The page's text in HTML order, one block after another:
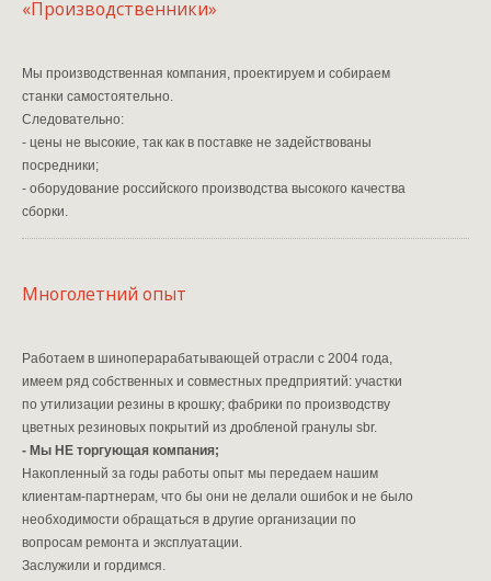
«Производственники»
Мы производственная компания, проектируем и собираем
станки самостоятельно.
Следовательно:
- цены не высокие, так как в поставке не задействованы
посредники;
- оборудование российского производства высокого качества
сборки.
Многолетний опыт
Работаем в шиноперарабатывающей отрасли с 2004 года,
имеем ряд собственных и совместных предприятий: участки
по утилизации резины в крошку; фабрики по производству
цветных резиновых покрытий из дробленой гранулы sbr.
- Мы НЕ торгующая компания;
Накопленный за годы работы опыт мы передаем нашим
клиентам-партнерам, что бы они не делали ошибок и не было
необходимости обращаться в другие организации по
вопросам ремонта и эксплуатации.
Заслужили и гордимся.